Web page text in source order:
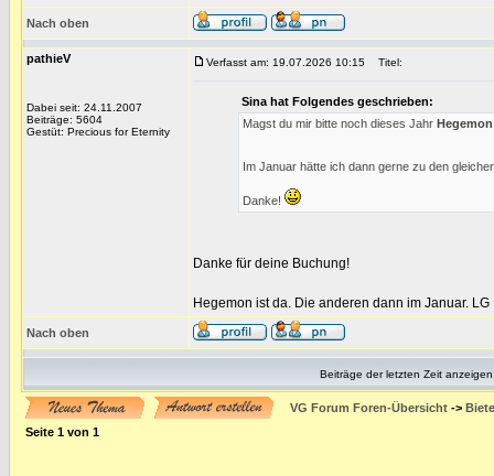
Nach oben
pathieV
Dabei seit: 24.11.2007
Beiträge: 5604
Gestüt: Precious for Eternity
Verfasst am: 19.07.2026 10:15 Titel:
Sina hat Folgendes geschrieben:
Magst du mir bitte noch dieses Jahr Hegemon
Im Januar hätte ich dann gerne zu den
Danke!
Danke für deine Buchung!
Hegemon ist da. Die anderen dann im Januar. LG
Nach oben
Beiträge der letzten Zeit
VG Forum Foren-Übersicht ->
Seite 1 von 1